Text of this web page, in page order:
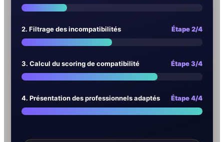
2. Filtrage des incompatibilités Étape 2/4
3. Calcul du scoring de compatibilité Étape 3/4
4. Présentation des professionnels adaptés Étape 4/4